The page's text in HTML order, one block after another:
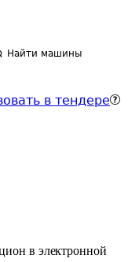
Найти машины
в тендере
в электронной